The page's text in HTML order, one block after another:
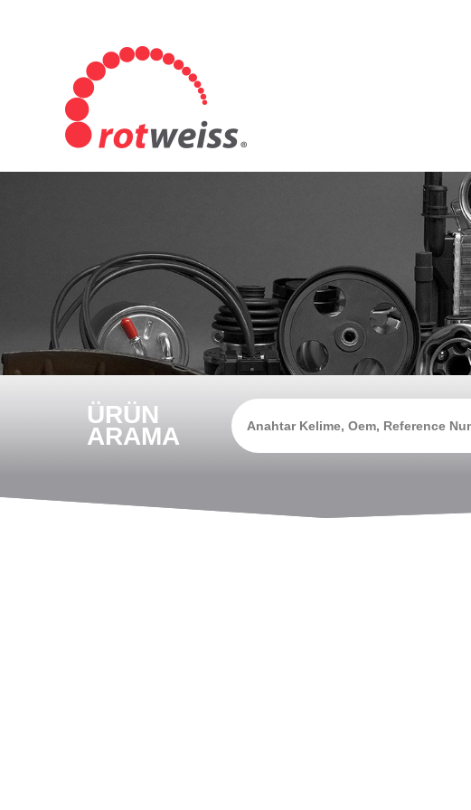
ÜRÜN
ARAMA